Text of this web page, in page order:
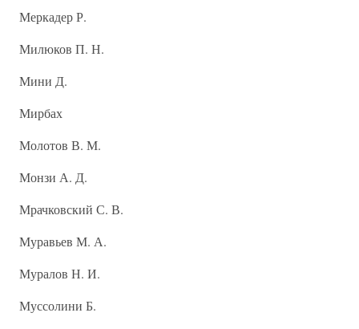
Меркадер Р.
Милюков П. Н.
Мини Д.
Мирбах
Молотов В. М.
Монзи А. Д.
Мрачковский С. В.
Муравьев М. А.
Муралов Н. И.
Муссолини Б.